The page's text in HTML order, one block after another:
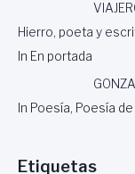
Hierro, poeta y
In En portada
In Poesía, Poesía
Etiquetas